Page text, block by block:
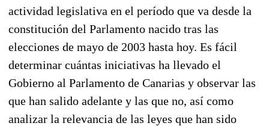
actividad legislativa en el período que va desde la
constitución del Parlamento nacido tras las
elecciones de mayo de 2003 hasta hoy. Es fácil
determinar cuántas iniciativas ha llevado el
Gobierno al Parlamento de Canarias y observar las
que han salido adelante y las que no, así como
analizar la relevancia de las leyes que han sido